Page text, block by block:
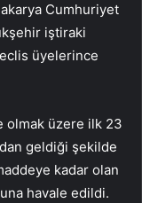
Cumhuriyet
iştiraki
üyelerince
olmak üzere ilk 23
geldiği şekilde
kadar olan
havale edildi.